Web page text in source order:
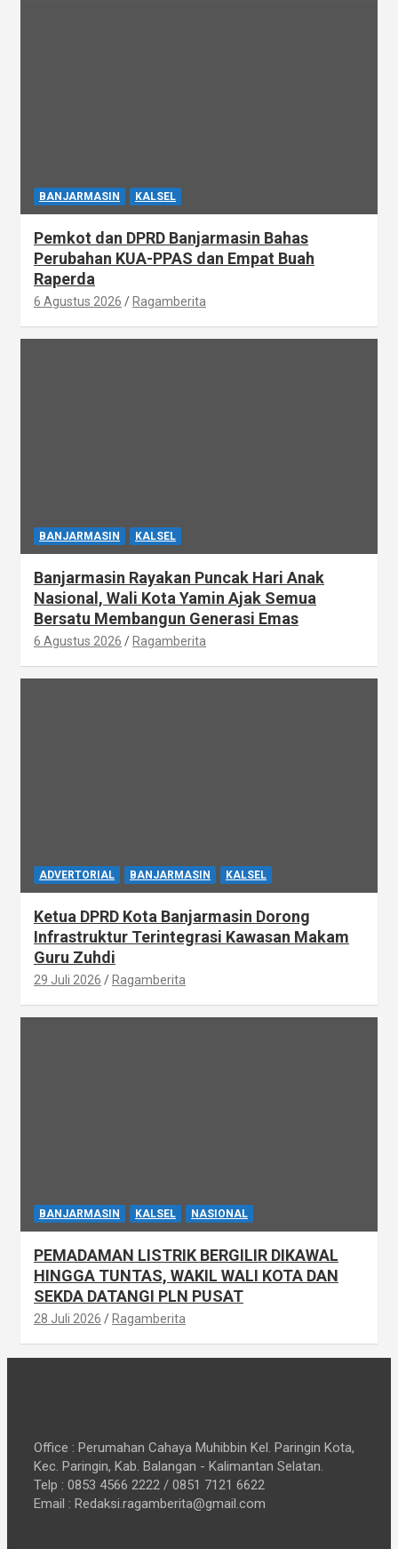
BANJARMASIN KALSEL
Pemkot dan DPRD Banjarmasin Bahas
Perubahan KUA-PPAS dan Empat Buah
Raperda
6 Agustus 2026 Ragamberita
BANJARMASIN KALSEL
Banjarmasin Rayakan Puncak Hari Anak
Nasional, Wali Kota Yamin Ajak Semua
Bersatu Membangun Generasi Emas
6 Agustus 2026 Ragamberita
ADVERTORIAL BANJARMASIN KALSEL
Ketua DPRD Kota Banjarmasin Dorong
Infrastruktur Terintegrasi Kawasan Makam
Guru Zuhdi
29 Juli 2026 Ragamberita
BANJARMASIN KALSEL NASIONAL
PEMADAMAN LISTRIK BERGILIR DIKAWAL
HINGGA TUNTAS, WAKIL WALI KOTA DAN
SEKDA DATANGI PLN PUSAT
28 Juli 2026 Ragamberita
Office : Perumahan Cahaya Muhibbin Kel. Paringin Kota,
Kec. Paringin, Kab. Balangan - Kalimantan Selatan.
Telp : 0853 4566 2222 / 0851 7121 6622
Email : Redaksi.ragamberita@gmail.com